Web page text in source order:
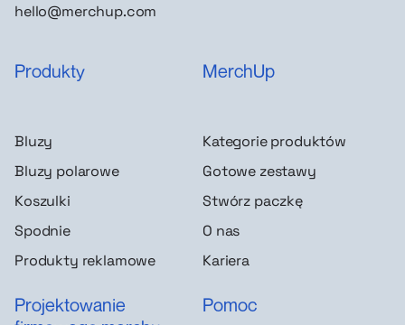
hello@merchup.com
Produkty
Bluzy
Bluzy polarowe
Koszulki
Spodnie
Produkty reklamowe
MerchUp
Kategorie produktów
Gotowe zestawy
Stwórz paczkę
O nas
Kariera
Projektowanie
Pomoc